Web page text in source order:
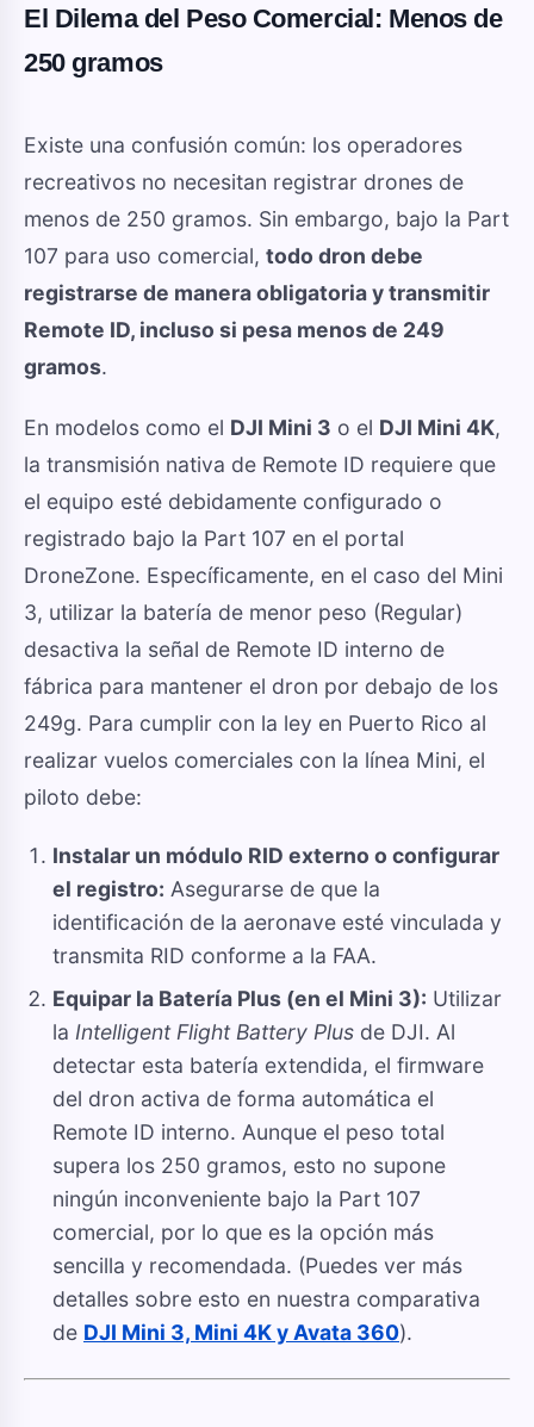
El Dilema del Peso Comercial: Menos de
250 gramos
Existe una confusión común: los operadores
recreativos no necesitan registrar drones de
menos de 250 gramos. Sin embargo, bajo la Part
107 para uso comercial, todo dron debe
registrarse de manera obligatoria y transmitir
Remote ID, incluso si pesa menos de 249
gramos.
En modelos como el DJI Mini 3 o el DJI Mini 4K,
la transmisión nativa de Remote ID requiere que
el equipo esté debidamente configurado o
registrado bajo la Part 107 en el portal
DroneZone. Específicamente, en el caso del Mini
3, utilizar la batería de menor peso (Regular)
desactiva la señal de Remote ID interno de
fábrica para mantener el dron por debajo de los
249g. Para cumplir con la ley en Puerto Rico al
realizar vuelos comerciales con la línea Mini, el
piloto debe:
Instalar un módulo RID externo o configurar
el registro: Asegurarse de que la
identificación de la aeronave esté vinculada y
transmita RID conforme a la FAA.
Equipar la Batería Plus (en el Mini 3): Utilizar
la Intelligent Flight Battery Plus de DJI. Al
detectar esta batería extendida, el firmware
del dron activa de forma automática el
Remote ID interno. Aunque el peso total
supera los 250 gramos, esto no supone
ningún inconveniente bajo la Part 107
comercial, por lo que es la opción más
sencilla y recomendada. (Puedes ver más
detalles sobre esto en nuestra comparativa
de DJI Mini 3, Mini 4K y Avata 360).